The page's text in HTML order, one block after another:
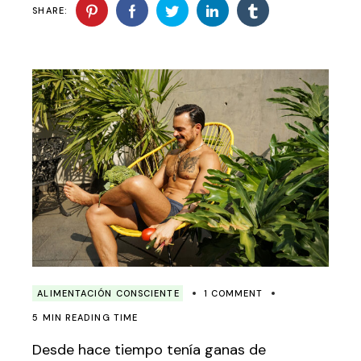
SHARE:
ALIMENTACIÓN CONSCIENTE 1 COMMENT
5 MIN READING TIME
Desde hace tiempo tenía ganas de